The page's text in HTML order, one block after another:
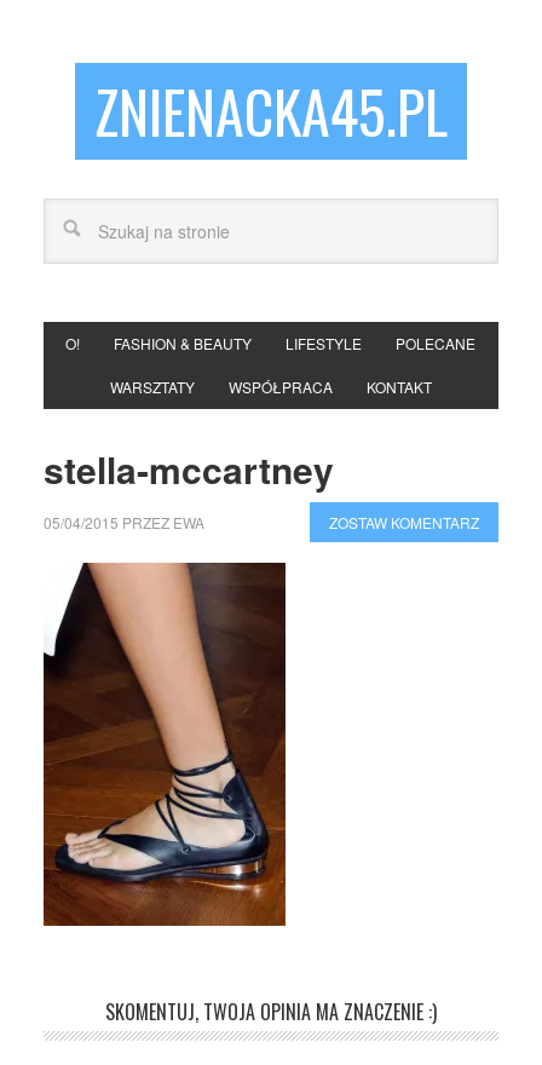
ZNIENACKA45.PL
O! FASHION & BEAUTY LIFESTYLE POLECANE
WARSZTATY WSPÓŁPRACA KONTAKT
stella-mccartney
05/04/2015 PRZEZ EWA ZOSTAW KOMENTARZ
SKOMENTUJ, TWOJA OPINIA MA ZNACZENIE :)